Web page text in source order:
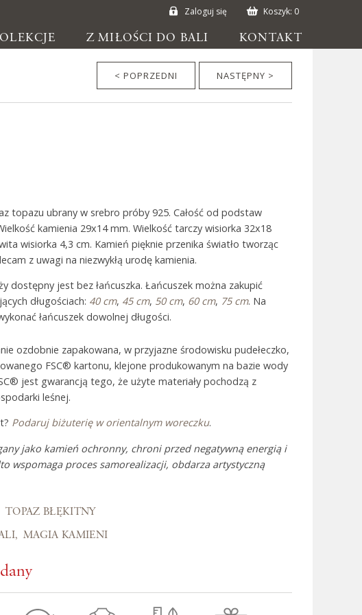
Zaloguj się Koszyk: 0
Z MIŁOŚCI DO BALI KONTAKT
do Bali
< POPRZEDNI NASTĘPNY >
topazu ubrany w srebro próby 925. Całość od podstaw
kamienia 29x14 mm. Wielkość tarczy wisiorka 32x18
wisiorka 4,3 cm. Kamień pięknie przenika światło tworząc
z uwagi na niezwykłą urodę kamienia.
dostępny jest bez łańcuszka. Łańcuszek można zakupić
długościach: 40 cm, 45 cm, 50 cm, 60 cm, 75 cm. Na
łańcuszek dowolnej długości.
ozdobnie zapakowana, w przyjazne środowisku pudełeczko,
FSC® kartonu, klejone produkowanym na bazie wody
jest gwarancją tego, że użyte materiały pochodzą z
leśnej.
Podaruj biżuterię w orientalnym woreczku.
jako kamień ochronny, chroni przed negatywną energią i
wspomaga proces samorealizacji, obdarza artystyczną
TOPAZ BŁĘKITNY
MAGIA KAMIENI